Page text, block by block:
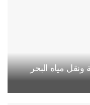
مياه البحر